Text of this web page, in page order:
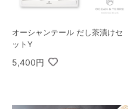
オーシャンテール だし茶漬けセ
ットY
5,400円